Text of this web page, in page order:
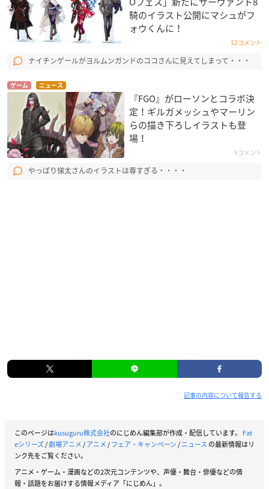
騎のイラスト公開にマシュがフ
ォウくんに！
12コメント
ナイチンゲールがヨルムンガンドのココさんに見えてしまって・・・
ゲーム ニュース
『FGO』がローソンとコラボ決
定！ギルガメッシュやマーリン
らの描き下ろしイラストも登
場！
9コメント
やっぱり悌太さんのイラストは尊すぎる・・・・
記事の内容について報告する
このページはkusuguru株式会社のにじめん編集部が作成・配信しています。 Fat
eシリーズ/劇場アニメ/アニメ/フェア・キャンペーン/ニュース の最新情報はリ
ンク先をご覧ください。
アニメ・ゲーム・漫画などの2次元コンテンツや、声優・舞台・俳優などの情
報・話題をお届けする情報メディア「にじめん」。